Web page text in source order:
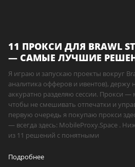
11 ПРОКСИ ДЛЯ BRAWL
— САМЫЕ ЛУЧШИЕ
Я играю и запускаю проекты вокруг
аналитика офферов и ивентов), держу
аккуратно разделяю сессии. Прокси
чтобы не смешивать отпечатки и
первую очередь я покупаю прокси
— всегда здесь: MobileProxy.Space .
из 11 решений с понятными
Подробнее